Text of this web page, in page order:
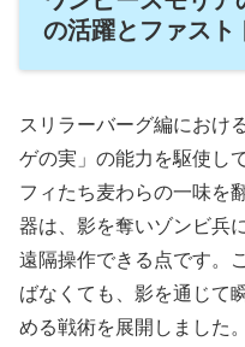
の活躍とファスト
スリラーバーグ編におけ
ゲの実」の能力を駆使し
フィたち麦わらの一味を
器は、影を奪いゾンビ兵
遠隔操作できる点です。
ばなくても、影を通じて
める戦術を展開しました